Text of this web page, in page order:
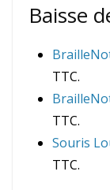
Baisse
TTC.
TTC.
Souris
TTC.